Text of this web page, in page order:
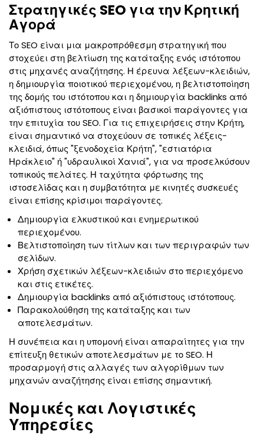
Στρατηγικές SEO για την Κρητική
Αγορά
Το SEO είναι μια μακροπρόθεσμη στρατηγική που
στοχεύει στη βελτίωση της κατάταξης ενός ιστότοπου
στις μηχανές αναζήτησης. Η έρευνα λέξεων-κλειδιών,
η δημιουργία ποιοτικού περιεχομένου, η βελτιστοποίηση
της δομής του ιστότοπου και η δημιουργία backlinks από
αξιόπιστους ιστότοπους είναι βασικοί παράγοντες για
την επιτυχία του SEO. Για τις επιχειρήσεις στην Κρήτη,
είναι σημαντικό να στοχεύουν σε τοπικές λέξεις-
κλειδιά, όπως "ξενοδοχεία Κρήτη", "εστιατόρια
Ηράκλειο" ή "υδραυλικοί Χανιά", για να προσελκύσουν
τοπικούς πελάτες. Η ταχύτητα φόρτωσης της
ιστοσελίδας και η συμβατότητα με κινητές συσκευές
είναι επίσης κρίσιμοι παράγοντες.
Δημιουργία ελκυστικού και ενημερωτικού
περιεχομένου.
Βελτιστοποίηση των τίτλων και των περιγραφών των
σελίδων.
Χρήση σχετικών λέξεων-κλειδιών στο περιεχόμενο
και στις ετικέτες.
Δημιουργία backlinks από αξιόπιστους ιστότοπους.
Παρακολούθηση της κατάταξης και των
αποτελεσμάτων.
Η συνέπεια και η υπομονή είναι απαραίτητες για την
επίτευξη θετικών αποτελεσμάτων με το SEO. Η
προσαρμογή στις αλλαγές των αλγορίθμων των
μηχανών αναζήτησης είναι επίσης σημαντική.
Νομικές και Λογιστικές
Υπηρεσίες